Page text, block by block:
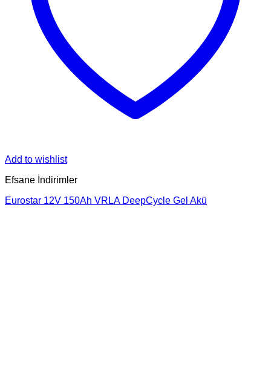
Add to wishlist
Efsane İndirimler
Eurostar 12V 150Ah VRLA DeepCycle Gel Akü